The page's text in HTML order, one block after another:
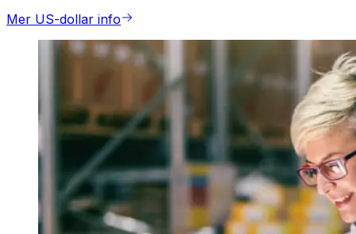
Mer US-dollar info